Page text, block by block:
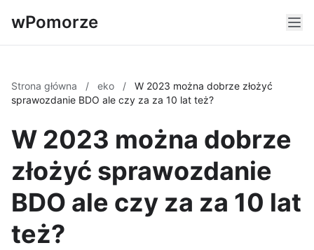
wPomorze
Strona główna / eko /
W 2023 można dobrze złożyć
sprawozdanie BDO ale czy za za 10 lat też?
W 2023 można dobrze
złożyć sprawozdanie
BDO ale czy za za 10 lat
też?